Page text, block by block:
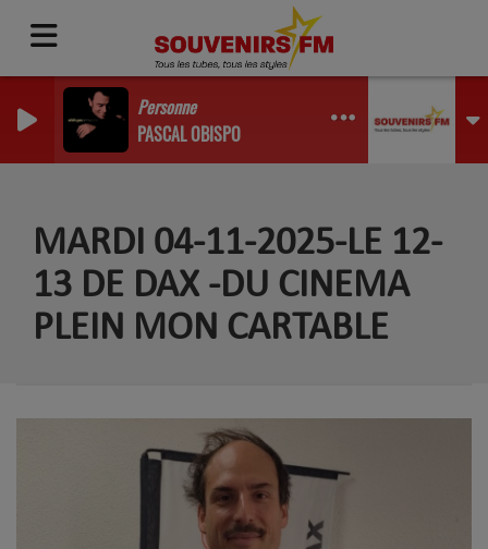
Personne
PASCAL OBISPO
MARDI 04-11-2025-LE 12-
13 DE DAX -DU CINEMA
PLEIN MON CARTABLE